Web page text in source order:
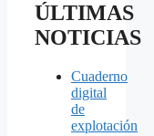
ÚLTIMAS
NOTICIAS
Cuaderno
digital
de
explotación